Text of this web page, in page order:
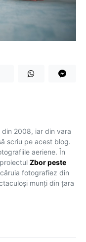
2008, iar din vara
scriu pe acest blog.
aeriene. În
Zbor peste
fotografiez din
munți din țara